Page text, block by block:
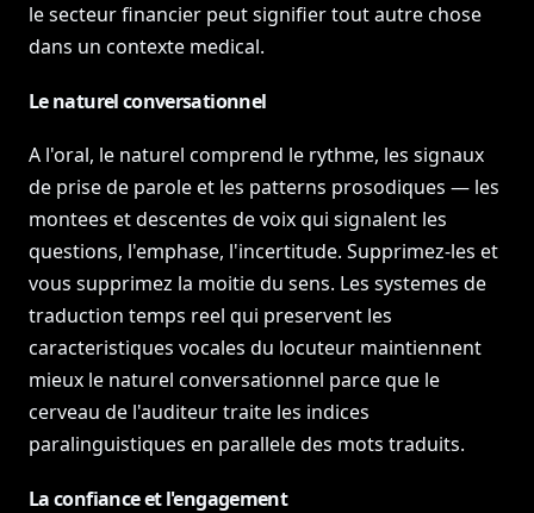
le secteur financier peut signifier tout autre chose
dans un contexte medical.
Le naturel conversationnel
A l'oral, le naturel comprend le rythme, les signaux
de prise de parole et les patterns prosodiques — les
montees et descentes de voix qui signalent les
questions, l'emphase, l'incertitude. Supprimez-les et
vous supprimez la moitie du sens. Les systemes de
traduction temps reel qui preservent les
caracteristiques vocales du locuteur maintiennent
mieux le naturel conversationnel parce que le
cerveau de l'auditeur traite les indices
paralinguistiques en parallele des mots traduits.
La confiance et l'engagement